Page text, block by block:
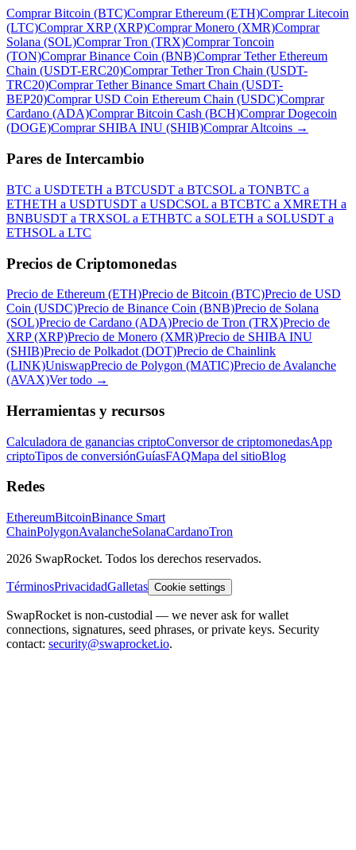
Comprar Bitcoin (BTC)Comprar Ethereum (ETH)Comprar Litecoin
(LTC)Comprar XRP (XRP)Comprar Monero (XMR)Comprar
Solana (SOL)Comprar Tron (TRX)Comprar Toncoin
(TON)Comprar Binance Coin (BNB)Comprar Tether Ethereum
Chain (USDT-ERC20)Comprar Tether Tron Chain (USDT-
TRC20)Comprar Tether Binance Smart Chain (USDT-
BEP20)Comprar USD Coin Ethereum Chain (USDC)Comprar
Cardano (ADA)Comprar Bitcoin Cash (BCH)Comprar Dogecoin
(DOGE)Comprar SHIBA INU (SHIB)Comprar Altcoins →
Pares de Intercambio
BTC a USDTETH a BTCUSDT a BTCSOL a TONBTC a
ETHETH a USDTUSDT a USDCSOL a BTCBTC a XMRETH a
BNBUSDT a TRXSOL a ETHBTC a SOLETH a SOLUSDT a
ETHSOL a LTC
Precios de Criptomonedas
Precio de Ethereum (ETH)Precio de Bitcoin (BTC)Precio de USD
Coin (USDC)Precio de Binance Coin (BNB)Precio de Solana
(SOL)Precio de Cardano (ADA)Precio de Tron (TRX)Precio de
XRP (XRP)Precio de Monero (XMR)Precio de SHIBA INU
(SHIB)Precio de Polkadot (DOT)Precio de Chainlink
(LINK)UniswapPrecio de Polygon (MATIC)Precio de Avalanche
(AVAX)Ver todo →
Herramientas y recursos
Calculadora de ganancias criptoConversor de criptomonedasApp
criptoTipos de conversiónGuíasFAQMapa del sitioBlog
Redes
EthereumBitcoinBinance Smart
ChainPolygonAvalancheSolanaCardanoTron
2026 SwapRocket. Todos los derechos reservados.
TérminosPrivacidadGalletas Cookie settings
SwapRocket is non-custodial — we never ask for wallet
connections, signatures, seed phrases, or private keys. Security
contact: security@swaprocket.io.